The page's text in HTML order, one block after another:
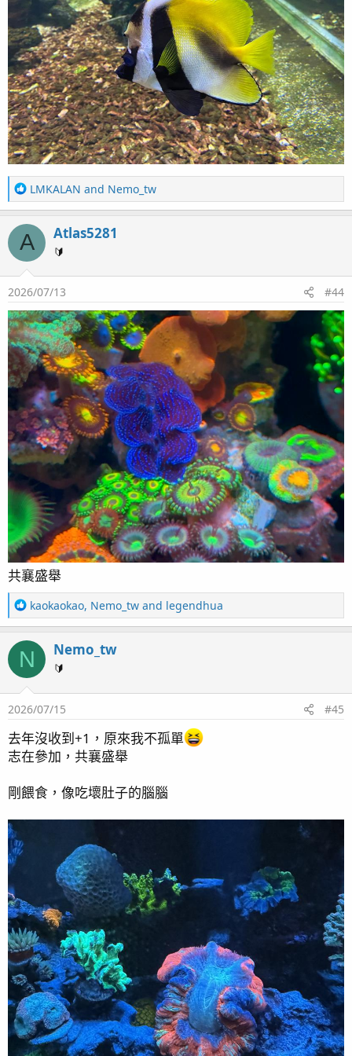
R
e
c
t
i
o
n
s
：
LMKALAN and Nemo_tw
A Atlas5281
🔰
2026/07/13 #44
共襄盛舉
R
e
c
t
i
o
n
：
kaokaokao, Nemo_tw and legendhua
N Nemo_tw
🔰
2026/07/15 #45
去年沒收到+1，原來我不孤單
志在參加，共襄盛舉
剛餵食，像吃壞肚子的腦腦